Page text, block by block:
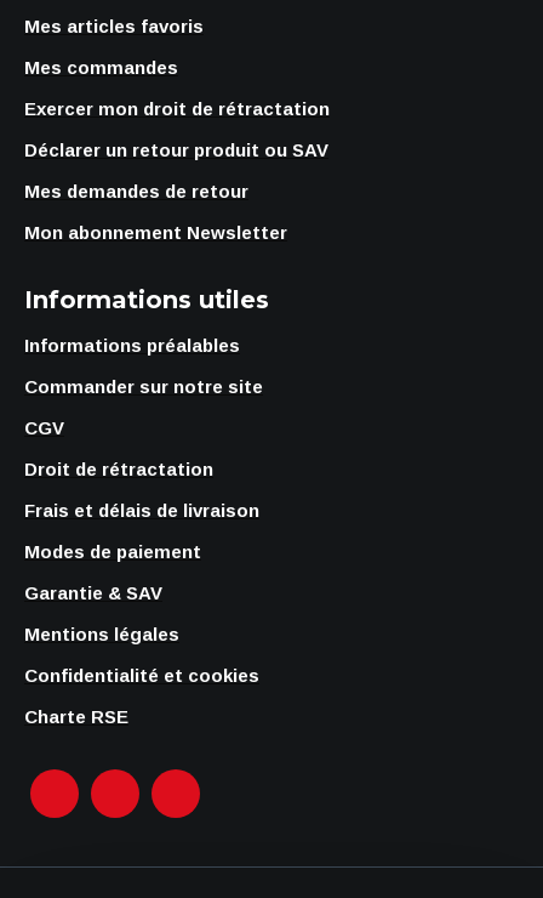
Mes articles favoris
Mes commandes
Exercer mon droit de rétractation
Déclarer un retour produit ou SAV
Mes demandes de retour
Mon abonnement Newsletter
Informations utiles
Informations préalables
Commander sur notre site
CGV
Droit de rétractation
Frais et délais de livraison
Modes de paiement
Garantie & SAV
Mentions légales
Confidentialité et cookies
Charte RSE